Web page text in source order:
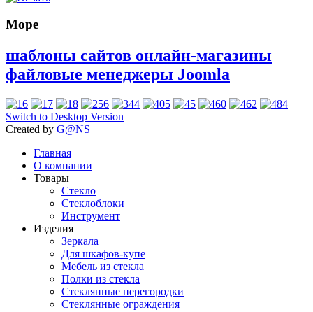
Море
шаблоны сайтов онлайн-магазины
файловые менеджеры Joomla
Switch to Desktop Version
Created by G@NS
Главная
О компании
Товары
Стекло
Стеклоблоки
Инструмент
Изделия
Зеркала
Для шкафов-купе
Мебель из стекла
Полки из стекла
Стеклянные перегородки
Стеклянные ограждения